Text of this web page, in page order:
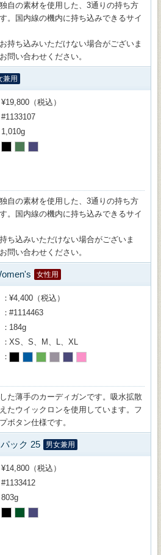
自の素材を使用した、3通りの持ち方
。国内線の機内に持ち込みできるサイ
持ち込みいただけない場合がございま
問い合わせください。
兼用
¥19,800（税込）
#1133107
1,010g
自の素材を使用した、3通りの持ち方
。国内線の機内に持ち込みできるサイ
ち込みいただけない場合がございま
問い合わせください。
女性用
¥4,400（税込）
#1114463
184g
XS、S、M、L、XL
た薄手のカーディガンです。吸水拡散
たウイックロンを使用しています。フ
ボタン仕様です。
ック 25 男女兼用
¥14,800（税込）
#1133412
803g